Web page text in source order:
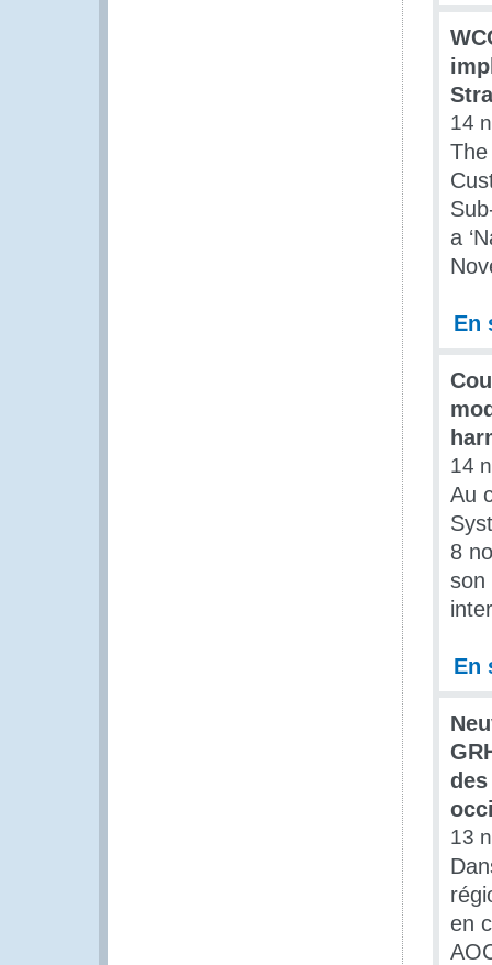
14
a
En
14
Au
8
son
En
13
en